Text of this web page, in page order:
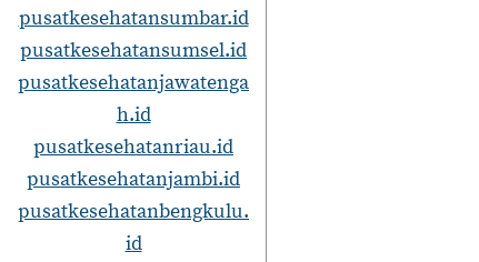
pusatkesehatansumbar.id
pusatkesehatansumsel.id
pusatkesehatanjawatenga
h.id
pusatkesehatanriau.id
pusatkesehatanjambi.id
pusatkesehatanbengkulu.
id